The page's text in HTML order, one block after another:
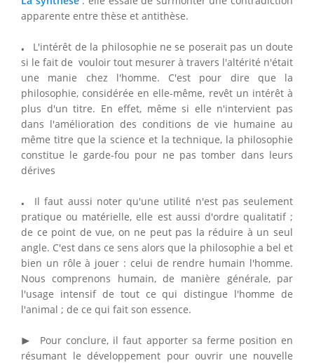
apparente entre thèse et antithèse.
⋅⋅
L'intérêt de la philosophie ne se poserait pas un doute
si le fait de vouloir tout mesurer à travers l'altérité n'était
une manie chez l'homme. C'est pour dire que la
philosophie, considérée en elle-même, revêt un intérêt à
plus d'un titre. En effet, même si elle n'intervient pas
dans l'amélioration des conditions de vie humaine au
même titre que la science et la technique, la philosophie
constitue le garde-fou pour ne pas tomber dans leurs
dérives
⋅⋅
Il faut aussi noter qu'une utilité n'est pas seulement
pratique ou matérielle, elle est aussi d'ordre qualitatif ;
de ce point de vue, on ne peut pas la réduire à un seul
angle. C'est dans ce sens alors que la philosophie a bel et
bien un rôle à jouer : celui de rendre humain l'homme.
Nous comprenons humain, de manière générale, par
l'usage intensif de tout ce qui distingue l'homme de
l'animal ; de ce qui fait son essence.
▶
▸
Pour conclure, il faut apporter sa ferme position en
résumant le développement pour ouvrir une nouvelle